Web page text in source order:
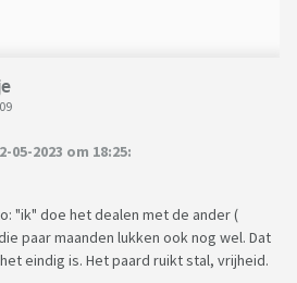
05-2023 om 18:25:
"ik" doe het dealen met de ander (
paar maanden lukken ook nog wel. Dat
eindig is. Het paard ruikt stal, vrijheid.